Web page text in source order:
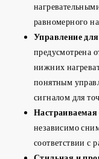
равномерного
Управление
предусмотрена
нижних
понятным
сигналом для
Настраиваемая
независимо
соответствии с